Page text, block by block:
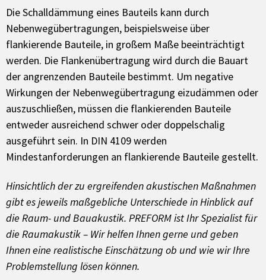
Die Schalldämmung eines Bauteils kann durch
Nebenwegübertragungen, beispielsweise über
flankierende Bauteile, in großem Maße beeinträchtigt
werden. Die Flankenübertragung wird durch die Bauart
der angrenzenden Bauteile bestimmt. Um negative
Wirkungen der Nebenwegübertragung eizudämmen oder
auszuschließen, müssen die flankierenden Bauteile
entweder ausreichend schwer oder doppelschalig
ausgeführt sein. In DIN 4109 werden
Mindestanforderungen an flankierende Bauteile gestellt.
Hinsichtlich der zu ergreifenden akustischen Maßnahmen
gibt es jeweils maßgebliche Unterschiede in Hinblick auf
die Raum- und Bauakustik. PREFORM ist Ihr Spezialist für
die Raumakustik – Wir helfen Ihnen gerne und geben
Ihnen eine realistische Einschätzung ob und wie wir Ihre
Problemstellung lösen können.